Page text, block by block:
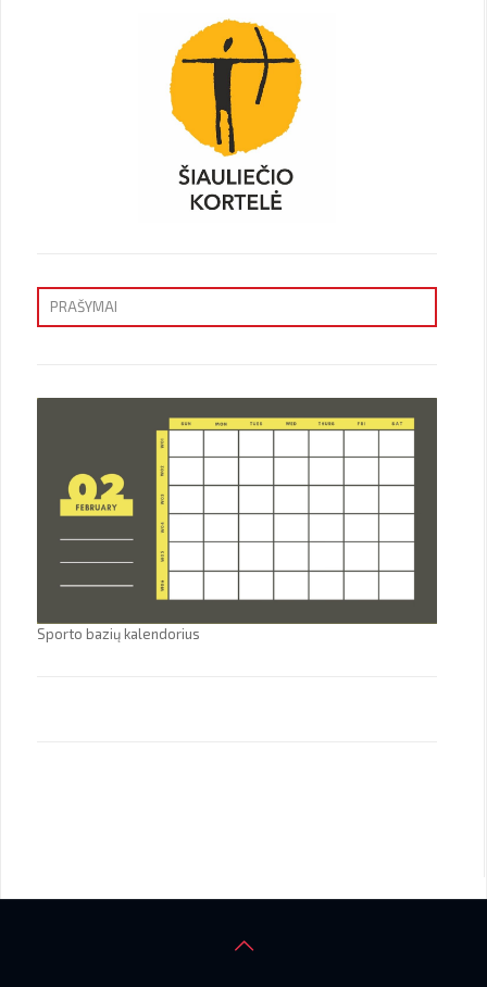
PRAŠYMAI
Sporto bazių kalendorius